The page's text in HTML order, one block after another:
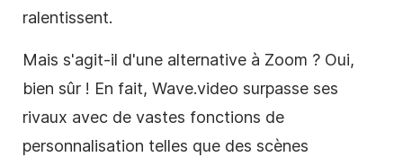
ralentissent.
Mais s'agit-il d'une alternative à Zoom ? Oui,
bien sûr ! En fait, Wave.video surpasse ses
rivaux avec de vastes fonctions de
personnalisation telles que des scènes